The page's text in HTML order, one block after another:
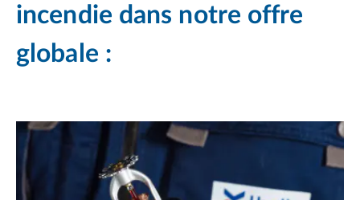
incendie dans notre offre
globale :